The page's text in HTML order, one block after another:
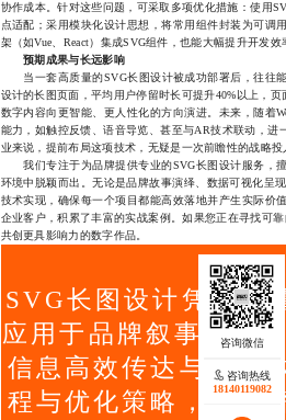
协作成本。针对这些问题，可采取多项优化措施：使用
点适配；采用模块化设计思想，将常用组件封装为可调
架（如Vue、React）集成SVG组件，也能大幅提升开发效
预期成果与长远影响
当一套高质量的SVG长图设计被成功部署后，往往
设计的长图页面，平均用户停留时长可提升40%以上，
数字内容向更智能、更人性化的方向演进。未来，随着
能力，如触控反馈、语音导览、甚至与AR技术联动，
业来说，提前布局这项技术，无疑是一次前瞻性的战略投
我们专注于为品牌提供专业的SVG长图设计服务，
环境中脱颖而出。无论是品牌故事演绎、数据可视化呈
技术实现，确保每一个项目都能高效落地并产生实际价
企业客户，积累了丰富的实战案例。如果您正在寻找可
共创更具影响力的数字作品。
SVG长图设计凭借矢
应用于品牌叙事、数
信息高效传达与用户
程与优化策略，可显
咨询热线
18140119082